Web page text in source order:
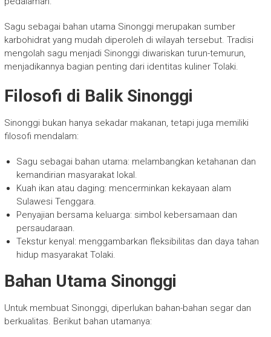
Sagu sebagai bahan utama Sinonggi merupakan sumber
karbohidrat yang mudah diperoleh di wilayah tersebut. Tradisi
mengolah sagu menjadi Sinonggi diwariskan turun-temurun,
menjadikannya bagian penting dari identitas kuliner Tolaki.
Filosofi di Balik Sinonggi
Sinonggi bukan hanya sekadar makanan, tetapi juga memiliki
filosofi mendalam:
Sagu sebagai bahan utama: melambangkan ketahanan dan
kemandirian masyarakat lokal.
Kuah ikan atau daging: mencerminkan kekayaan alam
Sulawesi Tenggara.
Penyajian bersama keluarga: simbol kebersamaan dan
persaudaraan.
Tekstur kenyal: menggambarkan fleksibilitas dan daya tahan
hidup masyarakat Tolaki.
Bahan Utama Sinonggi
Untuk membuat Sinonggi, diperlukan bahan-bahan segar dan
berkualitas. Berikut bahan utamanya: